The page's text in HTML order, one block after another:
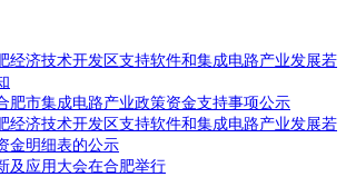
经济技术开发区支持软件和集成电路产业发展若
肥市集成电路产业政策资金支持事项公示
经济技术开发区支持软件和集成电路产业发展若
金明细表的公示
及应用大会在合肥举行